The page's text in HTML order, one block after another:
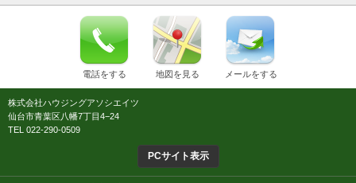
電話をする 地図を見る メールをする
株式会社ハウジングアソシエイツ
仙台市青葉区八幡7丁目4−24
TEL 022-290-0509
PCサイト表示